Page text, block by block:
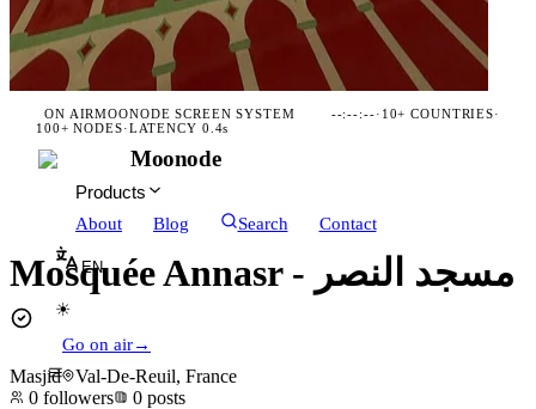
ON AIRMOONODE SCREEN SYSTEM --:--:--· 10+ COUNTRIES·
100+ NODES·LATENCY 0.4s
Moonode
Products
About
Blog Search Contact
EN
☀
Go on air→
Mosquée Annasr - مسجد النصر
Masjid
Val-De-Reuil, France
0 followers 0 posts